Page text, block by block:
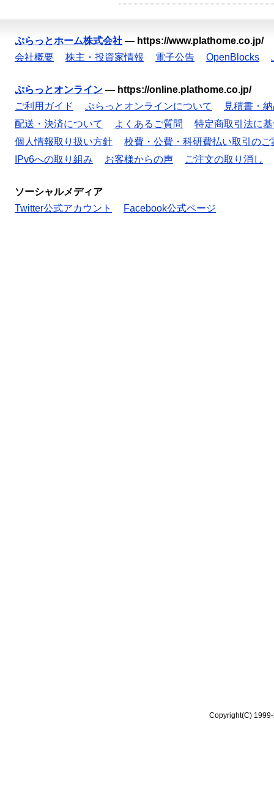
ぷらっとホーム株式会社 — https://www.plathome.co.jp/
会社概要
株主・投資家情報 電子公告 OpenBlocks
ぷらっとオンライン — https://online.plathome.co.jp/
ご利用ガイド
ぷらっとオンラインについて
見積書・
配送・決済について
よくあるご質問
特定商取引法に
個人情報取り扱い方針
校費・公費・科研費払い取引のご
IPv6への取り組み
お客様からの声 ご注文の取り消し
ソーシャルメディア
Twitter公式アカウント
Facebook公式ページ
Copyright(C)